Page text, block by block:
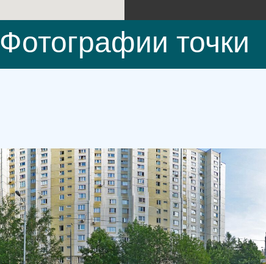
Фотографии точки